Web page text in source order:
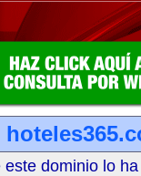
este dominio lo